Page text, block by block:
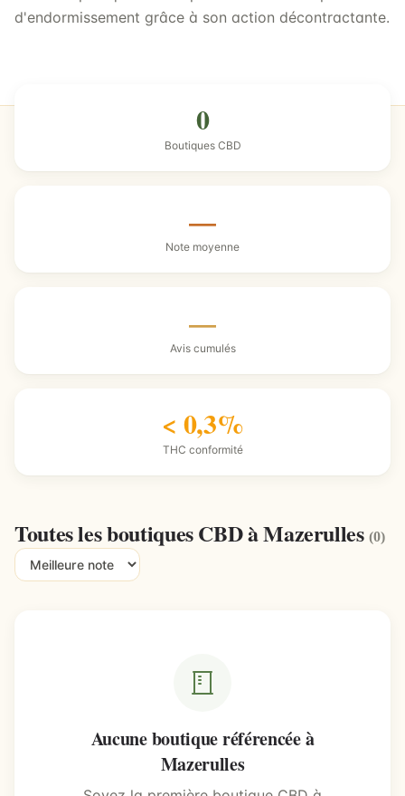
d'endormissement grâce à son action décontractante.
0
Boutiques CBD
—
Note moyenne
—
Avis cumulés
< 0,3%
THC conformité
Toutes les boutiques CBD à Mazerulles(0)
Aucune boutique référencée à
Mazerulles